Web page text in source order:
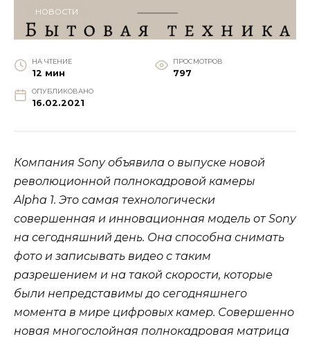
НОВОСТИ
НА ЧТЕНИЕ
12 мин
ПРОСМОТРОВ
797
ОПУБЛИКОВАНО
16.02.2021
Компания Sony объявила о выпуске новой
революционной полнокадровой камеры
Alpha 1. Это самая технологически
совершенная и инновационная модель от Sony
на сегодняшний день. Она способна снимать
фото и записывать видео с таким
разрешением и на такой скорости, которые
были непредставимы до сегодняшнего
момента в мире цифровых камер. Совершенно
новая многослойная полнокадровая матрица